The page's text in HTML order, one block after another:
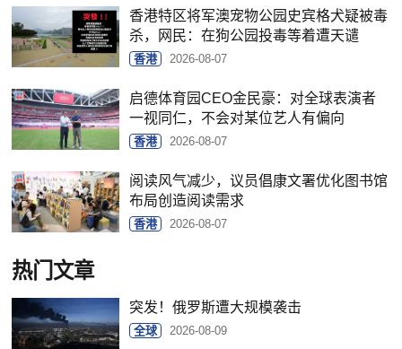
香港特区将军澳宠物公园史宾格犬疑被毒
杀，网民：在狗公园投毒等着遭天谴
香港 2026-08-07
启德体育园CEO金民豪：对全球表演者
一视同仁，不会对某位艺人有偏向
香港 2026-08-07
阅读风气减少，议员倡康文署优化图书馆
布局创造阅读需求
香港 2026-08-07
热门文章
突发！俄罗斯遭大规模袭击
全球 2026-08-09